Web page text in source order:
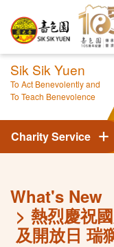
Sik Sik Yuen
To Act Benevolently and
To Teach Benevolence
Charity Service
What's New
熱烈慶祝
及開放日 瑞